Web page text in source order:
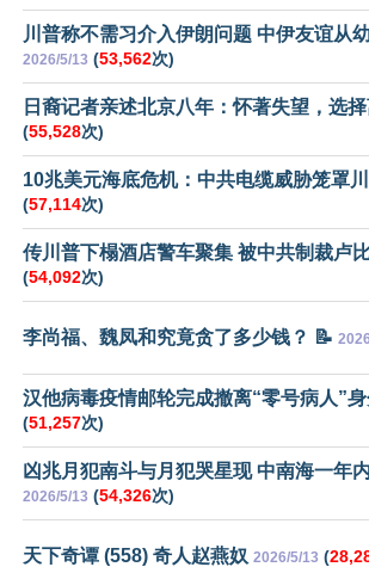
川普称不需习介入伊朗问题 中伊友谊从
2026/5/13 (53,562次)
日裔记者亲述北京八年：怀著失望，选
(55,528次)
10兆美元海底危机：中共电缆威胁笼罩
(57,114次)
传川普下榻酒店警车聚集 被中共制裁卢
(54,092次)
李尚福、魏凤和究竟贪了多少钱？ 📝
汉他病毒疫情邮轮完成撤离“零号病人”
(51,257次)
凶兆月犯南斗与月犯哭星现 中南海一年
2026/5/13 (54,326次)
天下奇谭 (558) 奇人赵燕奴 2026/5/13 (